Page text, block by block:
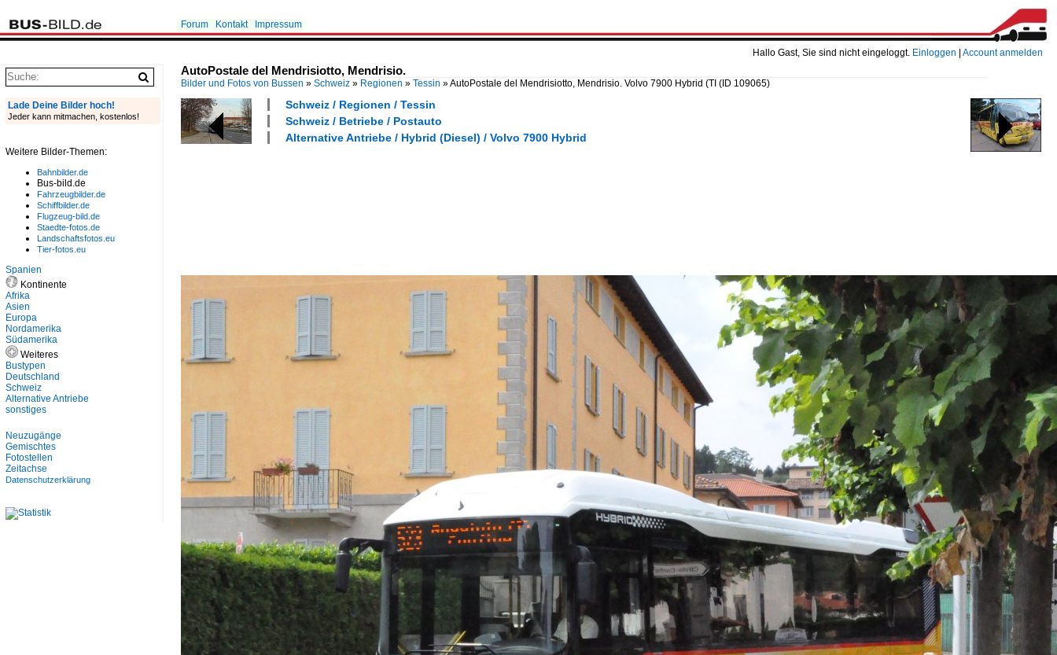
Hallo Gast, Sie sind nicht eingeloggt. Einloggen Account anmelden
Forum Kontakt Impressum
AutoPostale del Mendrisiotto, Mendrisio.
Bilder und Fotos von Bussen » Schweiz » Regionen » Tessin »AutoPostale del Mendrisiotto, Mendrisio. Volvo 7900 Hybrid (TI (ID 109065)
Schweiz / Regionen / Tessin
Schweiz / Betriebe / Postauto
Alternative Antriebe / Hybrid (Diesel) / Volvo 7900 Hybrid
Lade Deine Bilder hoch!
Jeder kann mitmachen, kostenlos!
Weitere Bilder-Themen:
Bahnbilder.de
Bus-bild.de
Fahrzeugbilder.de
Schiffbilder.de
Flugzeug-bild.de
Staedte-fotos.de
Landschaftsfotos.eu
Tier-fotos.eu
Spanien
Kontinente
Afrika
Asien
Europa
Nordamerika
Südamerika
Weiteres
Bustypen
Deutschland
Schweiz
Alternative Antriebe
sonstiges
Neuzugänge
Gemischtes
Fotostellen
Zeitachse
Datenschutzerklärung